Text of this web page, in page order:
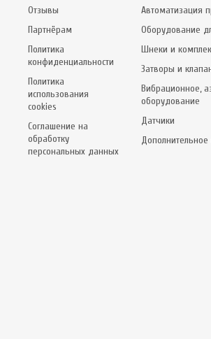
Отзывы
Партнёрам
Политика
конфиденциальности
Политика
использования
cookies
Соглашение на
обработку
персональных данных
Автоматизация
Оборудование
Шнеки и
Затворы и
Вибрационное,
оборудование
Датчики